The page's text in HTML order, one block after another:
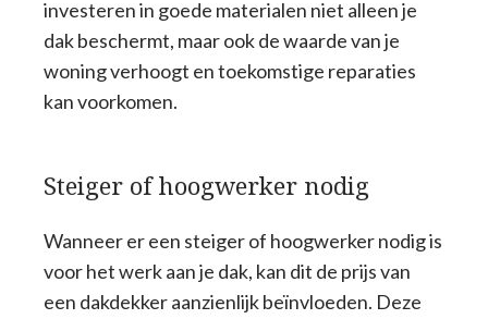
investeren in goede materialen niet alleen je
dak beschermt, maar ook de waarde van je
woning verhoogt en toekomstige reparaties
kan voorkomen.
Steiger of hoogwerker nodig
Wanneer er een steiger of hoogwerker nodig is
voor het werk aan je dak, kan dit de prijs van
een dakdekker aanzienlijk beïnvloeden. Deze